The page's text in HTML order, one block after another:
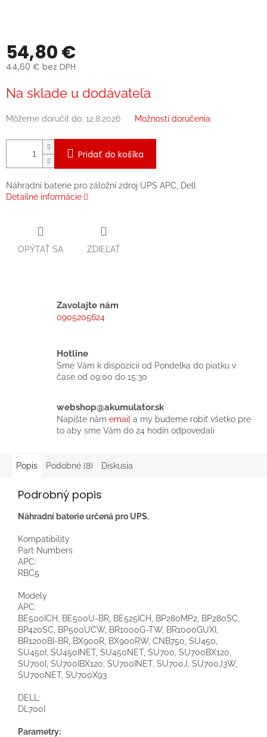
54,80 €
44,60 € bez DPH
cena:
Na sklade u dodávateľa
Môžeme doručiť do: 12.8.2026 Možnosti doručenia
Pridať do košíka
Náhradní baterie pro záložní zdroj UPS APC, Dell
Detailné informácie
OPÝTAŤ SA ZDIEĽAŤ
Zavolajte nám
0905205624
Hotline
Sme Vám k dispozícií od Pondelka do piatku v
čase od 09:00 do 15:30
webshop@akumulator.sk
Napíšte nám email a my budeme robiť všetko pre
to aby sme Vám do 24 hodín odpovedali
Popis Podobné (8) Diskusia
Podrobný popis
Náhradní baterie určená pro UPS.
Kompatibility
Part Numbers
APC:
RBC5
Modely
APC:
BE500ICH, BE500U-BR, BE525ICH, BP280MP2, BP280SC,
BP420SC, BP500UCW, BR1000G-TW, BR1000GUXI,
BR1200BI-BR, BX900R, BX900RW, CNB750, SU450,
SU450I, SU450INET, SU450NET, SU700, SU700BX120,
SU700I, SU700IBX120, SU700INET, SU700J, SU700J3W,
SU700NET, SU700X93
DELL:
DL700I
Parametry: